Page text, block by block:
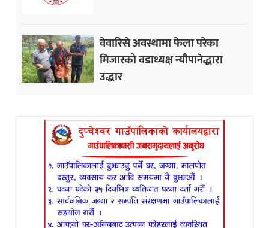
वेवारिसे अवस्थामा फेला परेका
मिजारको वडाध्यक्ष न्यौपानेद्धारा
उद्धार